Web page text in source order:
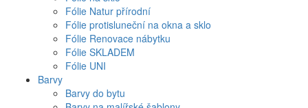
Fólie Natur přírodní
Fólie protisluneční na okna a sklo
Fólie Renovace nábytku
Fólie SKLADEM
Fólie UNI
Barvy
Barvy do bytu